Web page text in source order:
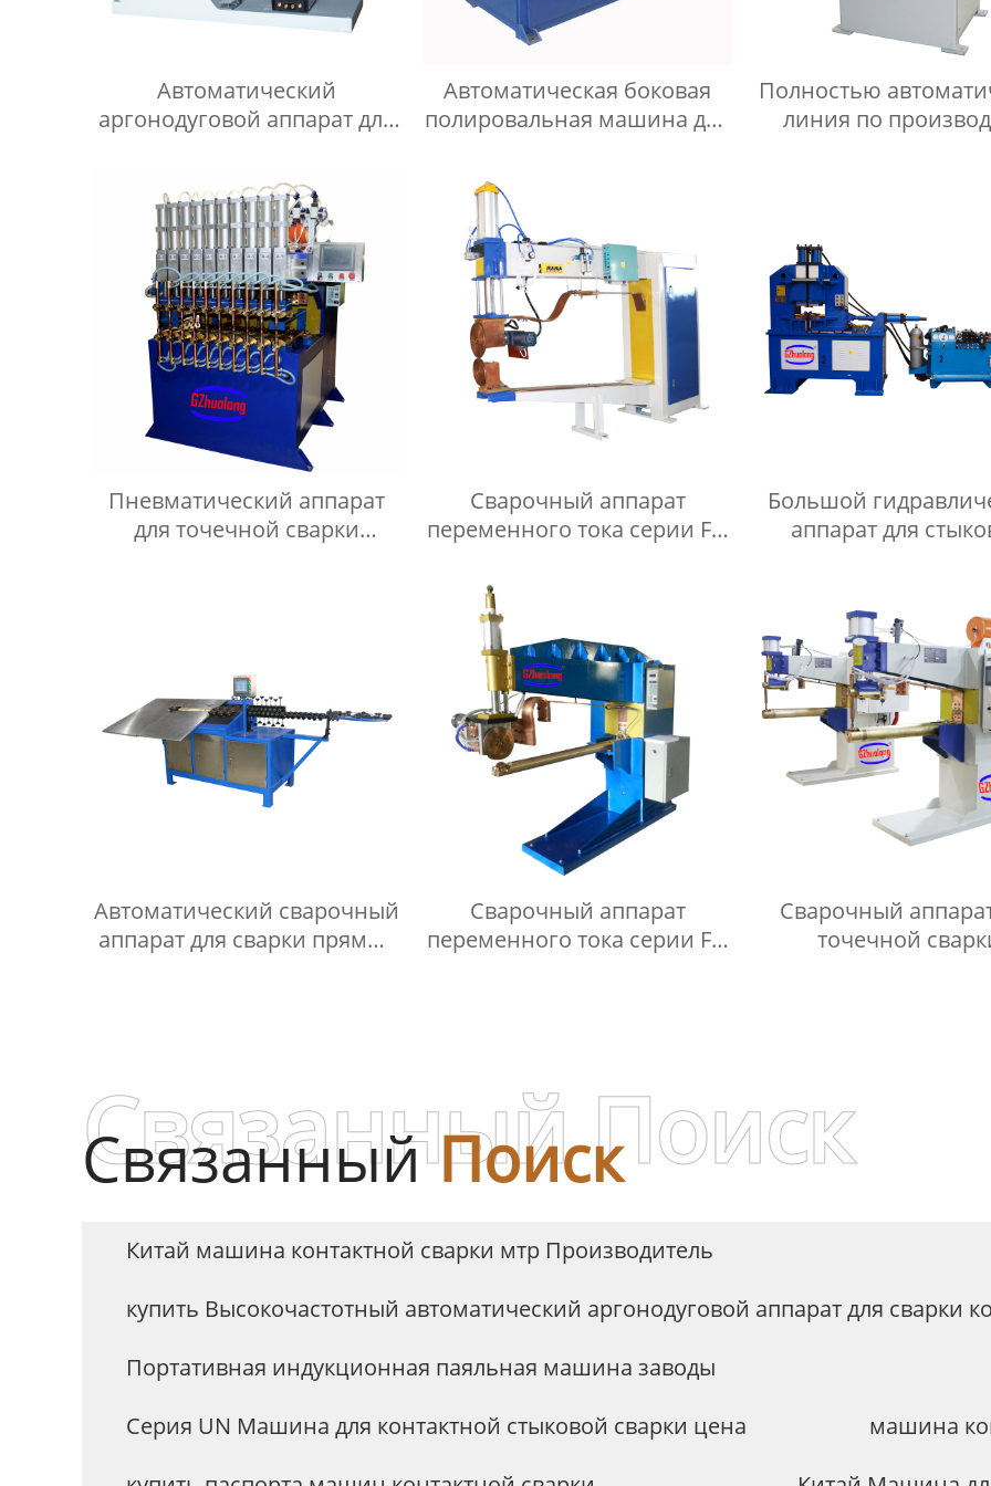
Автоматический
аргонодуговой аппарат для
серии HF
Автоматическая боковая
полировальная машина для
полировальная машина для
Полностью
линия по
Пневматический аппарат
для точечной сварки
Сварочный аппарат
переменного тока серии FN
Большой
аппарат для
Автоматический сварочный
аппарат для сварки прямых
Сварочный аппарат
переменного тока серии FN
Сварочный
точечной
СвязанныйПоиск
Связанный Поиск
Китай машина контактной сварки мтр Производитель
купить Высокочастотный автоматический аргонодуговой аппарат для сварки
Портативная индукционная паяльная машина заводы
Серия UN Машина для контактной стыковой сварки цена
машина